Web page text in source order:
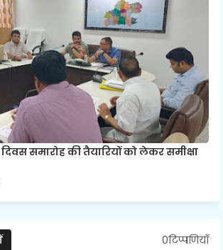
समारोह की तैयारियों को लेकर समीक्षा
0टिप्पणियाँ